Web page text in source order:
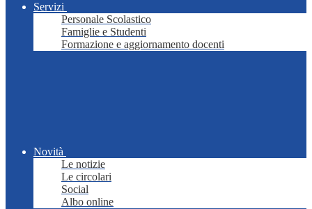
Servizi
Personale Scolastico
Famiglie e Studenti
Formazione e aggiornamento docenti
Novità
Le notizie
Le circolari
Social
Albo online